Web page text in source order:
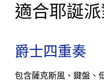
適合耶誕
爵士四重奏
包含薩克斯風、鍵盤、